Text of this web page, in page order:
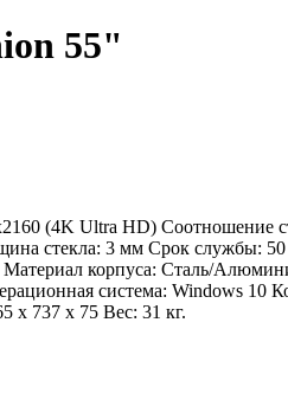
55"
(4K Ultra HD) Соотношение
стекла: 3 мм Срок службы:
корпуса: Сталь/
система: Windows
х 737 х 75 Вес: 31 кг.